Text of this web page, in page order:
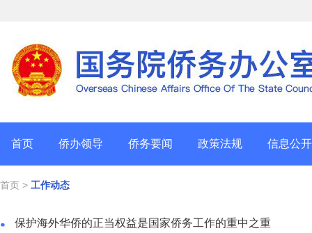
首页 侨办领导 侨务要闻 政策法规 信息公开
首页 > 工作动态
保护海外华侨的正当权益是国家侨务工作的重中之重